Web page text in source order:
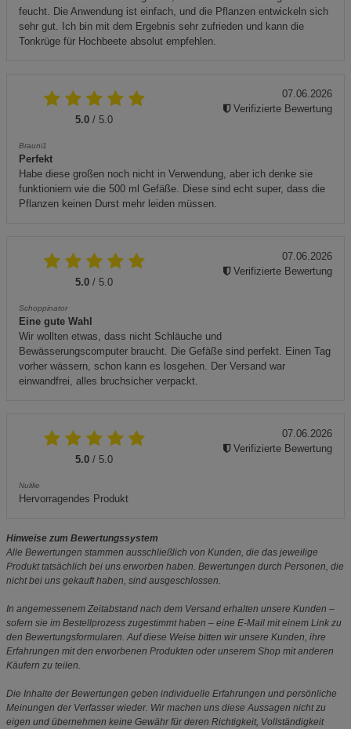
feucht. Die Anwendung ist einfach, und die Pflanzen entwickeln sich
sehr gut. Ich bin mit dem Ergebnis sehr zufrieden und kann die
Tonkrüge für Hochbeete absolut empfehlen.
5.0 / 5.0
Brauni1
Perfekt
Habe diese großen noch nicht in Verwendung, aber ich denke sie
funktioniern wie die 500 ml Gefäße. Diese sind echt super, dass die
Pflanzen keinen Durst mehr leiden müssen.
07.06.2026
Verifizierte Bewertung
5.0 / 5.0
Schoppinator
Eine gute Wahl
Wir wollten etwas, dass nicht Schläuche und
Bewässerungscomputer braucht. Die Gefäße sind perfekt. Einen Tag
vorher wässern, schon kann es losgehen. Der Versand war
einwandfrei, alles bruchsicher verpackt.
07.06.2026
Verifizierte Bewertung
5.0 / 5.0
Nulilie
Hervorragendes Produkt
07.06.2026
Verifizierte Bewertung
Hinweise zum Bewertungssystem
Alle Bewertungen stammen ausschließlich von Kunden, die das jeweilige
Produkt tatsächlich bei uns erworben haben. Bewertungen durch Personen, die
nicht bei uns gekauft haben, sind ausgeschlossen.
In angemessenem Zeitabstand nach dem Versand erhalten unsere Kunden –
sofern sie im Bestellprozess zugestimmt haben – eine E-Mail mit einem Link zu
den Bewertungsformularen. Auf diese Weise bitten wir unsere Kunden, ihre
Erfahrungen mit den erworbenen Produkten oder unserem Shop mit anderen
Käufern zu teilen.
Die Inhalte der Bewertungen geben individuelle Erfahrungen und persönliche
Meinungen der Verfasser wieder. Wir machen uns diese Aussagen nicht zu
eigen und übernehmen keine Gewähr für deren Richtigkeit, Vollständigkeit